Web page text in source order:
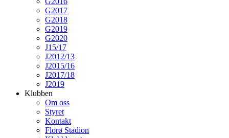
G2017
G2018
G2019
G2020
J15/17
J2012/13
J2015/16
J2017/18
J2019
Klubben
Om oss
Styret
Kontakt
Florø Stadion